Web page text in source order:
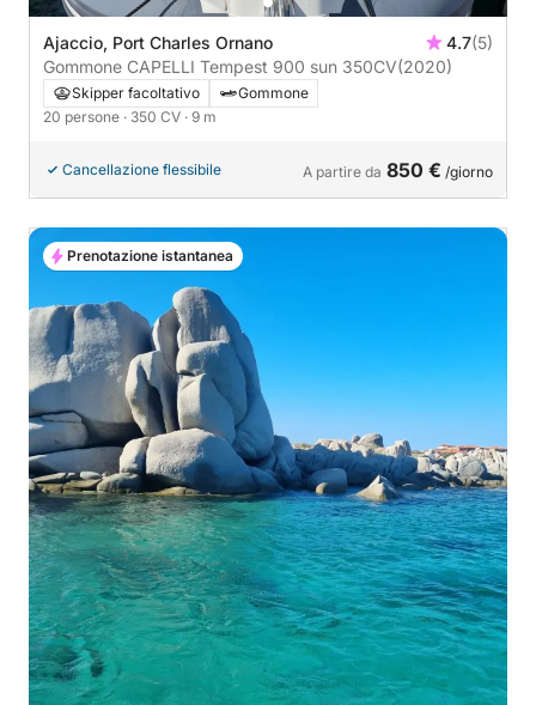
Ajaccio, Port Charles Ornano 4.7(5)
Gommone CAPELLI Tempest 900 sun 350CV(2020)
Skipper facoltativo
Gommone
20 persone · 350 CV · 9 m
Cancellazione flessibile A partire da 850 € /giorno
Prenotazione istantanea